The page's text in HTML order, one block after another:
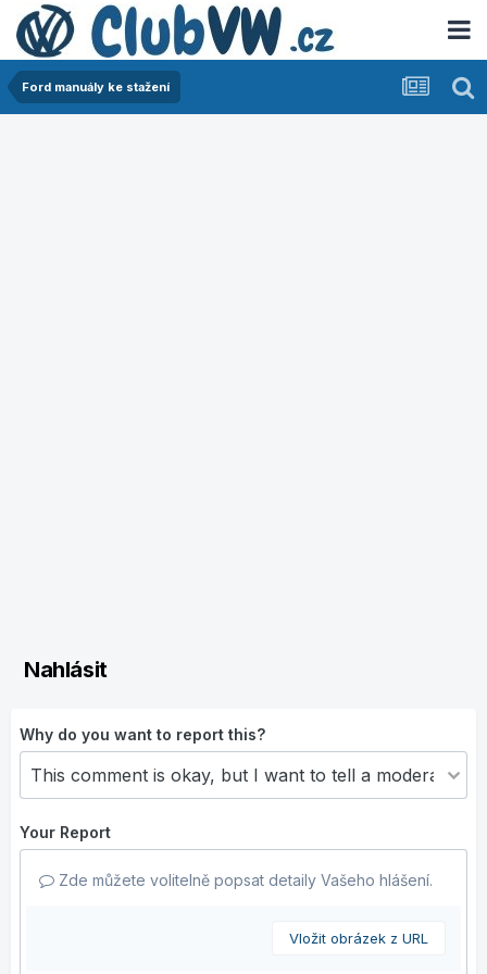
Ford manuály ke stažení
Nahlásit
Why do you want to report this?
Your Report
Zde můžete volitelně popsat detaily Vašeho hlášení.
Vložit obrázek z URL